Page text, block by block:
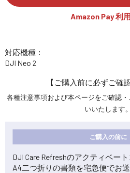
コーポレート
Amazon Pay 利
対応機種：
DJI Neo 2
【ご購入前に必ずご確
各種注意事項および本ページをご確認
いいたします。
ご購入の前に
DJI Care Refreshのアクティベー
A4二つ折りの書類を宅急便でお